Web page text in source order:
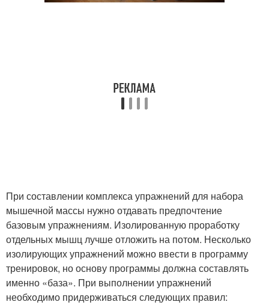
При составлении комплекса упражнений для набора
мышечной массы нужно отдавать предпочтение
базовым упражнениям. Изолированную проработку
отдельных мышц лучше отложить на потом. Несколько
изолирующих упражнений можно ввести в программу
тренировок, но основу программы должна составлять
именно «база». При выполнении упражнений
необходимо придерживаться следующих правил: